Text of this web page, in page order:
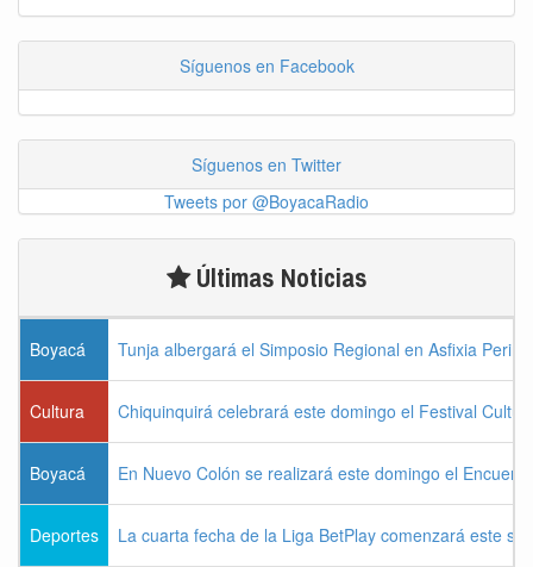
Síguenos en Facebook
Síguenos en Twitter
Tweets por @BoyacaRadio
Últimas Noticias
Boyacá Tunja albergará el Simposio Regional en Asfixia
Cultura Chiquinquirá celebrará este domingo el Festival
Boyacá En Nuevo Colón se realizará este domingo el
Deportes La cuarta fecha de la Liga BetPlay comenzará este